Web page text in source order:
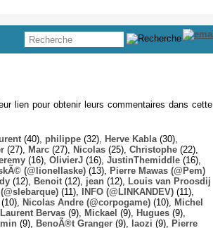
lien pour obtenir leurs commentaires dans cette
(40), philippe (32), Herve Kabla (30),
(27), Marc (27), Nicolas (25), Christophe (22),
(16), OlivierJ (16), JustinThemiddle (16),
(@lionellaske) (13),
Pierre Mawas (@Pem)
(12), Benoit (12), jean (12),
Louis van Proosdij
(11), INFO (@LINKANDEV) (11),
(10), Nicolas Andre (@corpogame) (10),
Michel
Laurent Bervas (9), Mickael (9), Hugues (9),
(9), BenoÃ®t Granger (9), laozi (9),
Pierre